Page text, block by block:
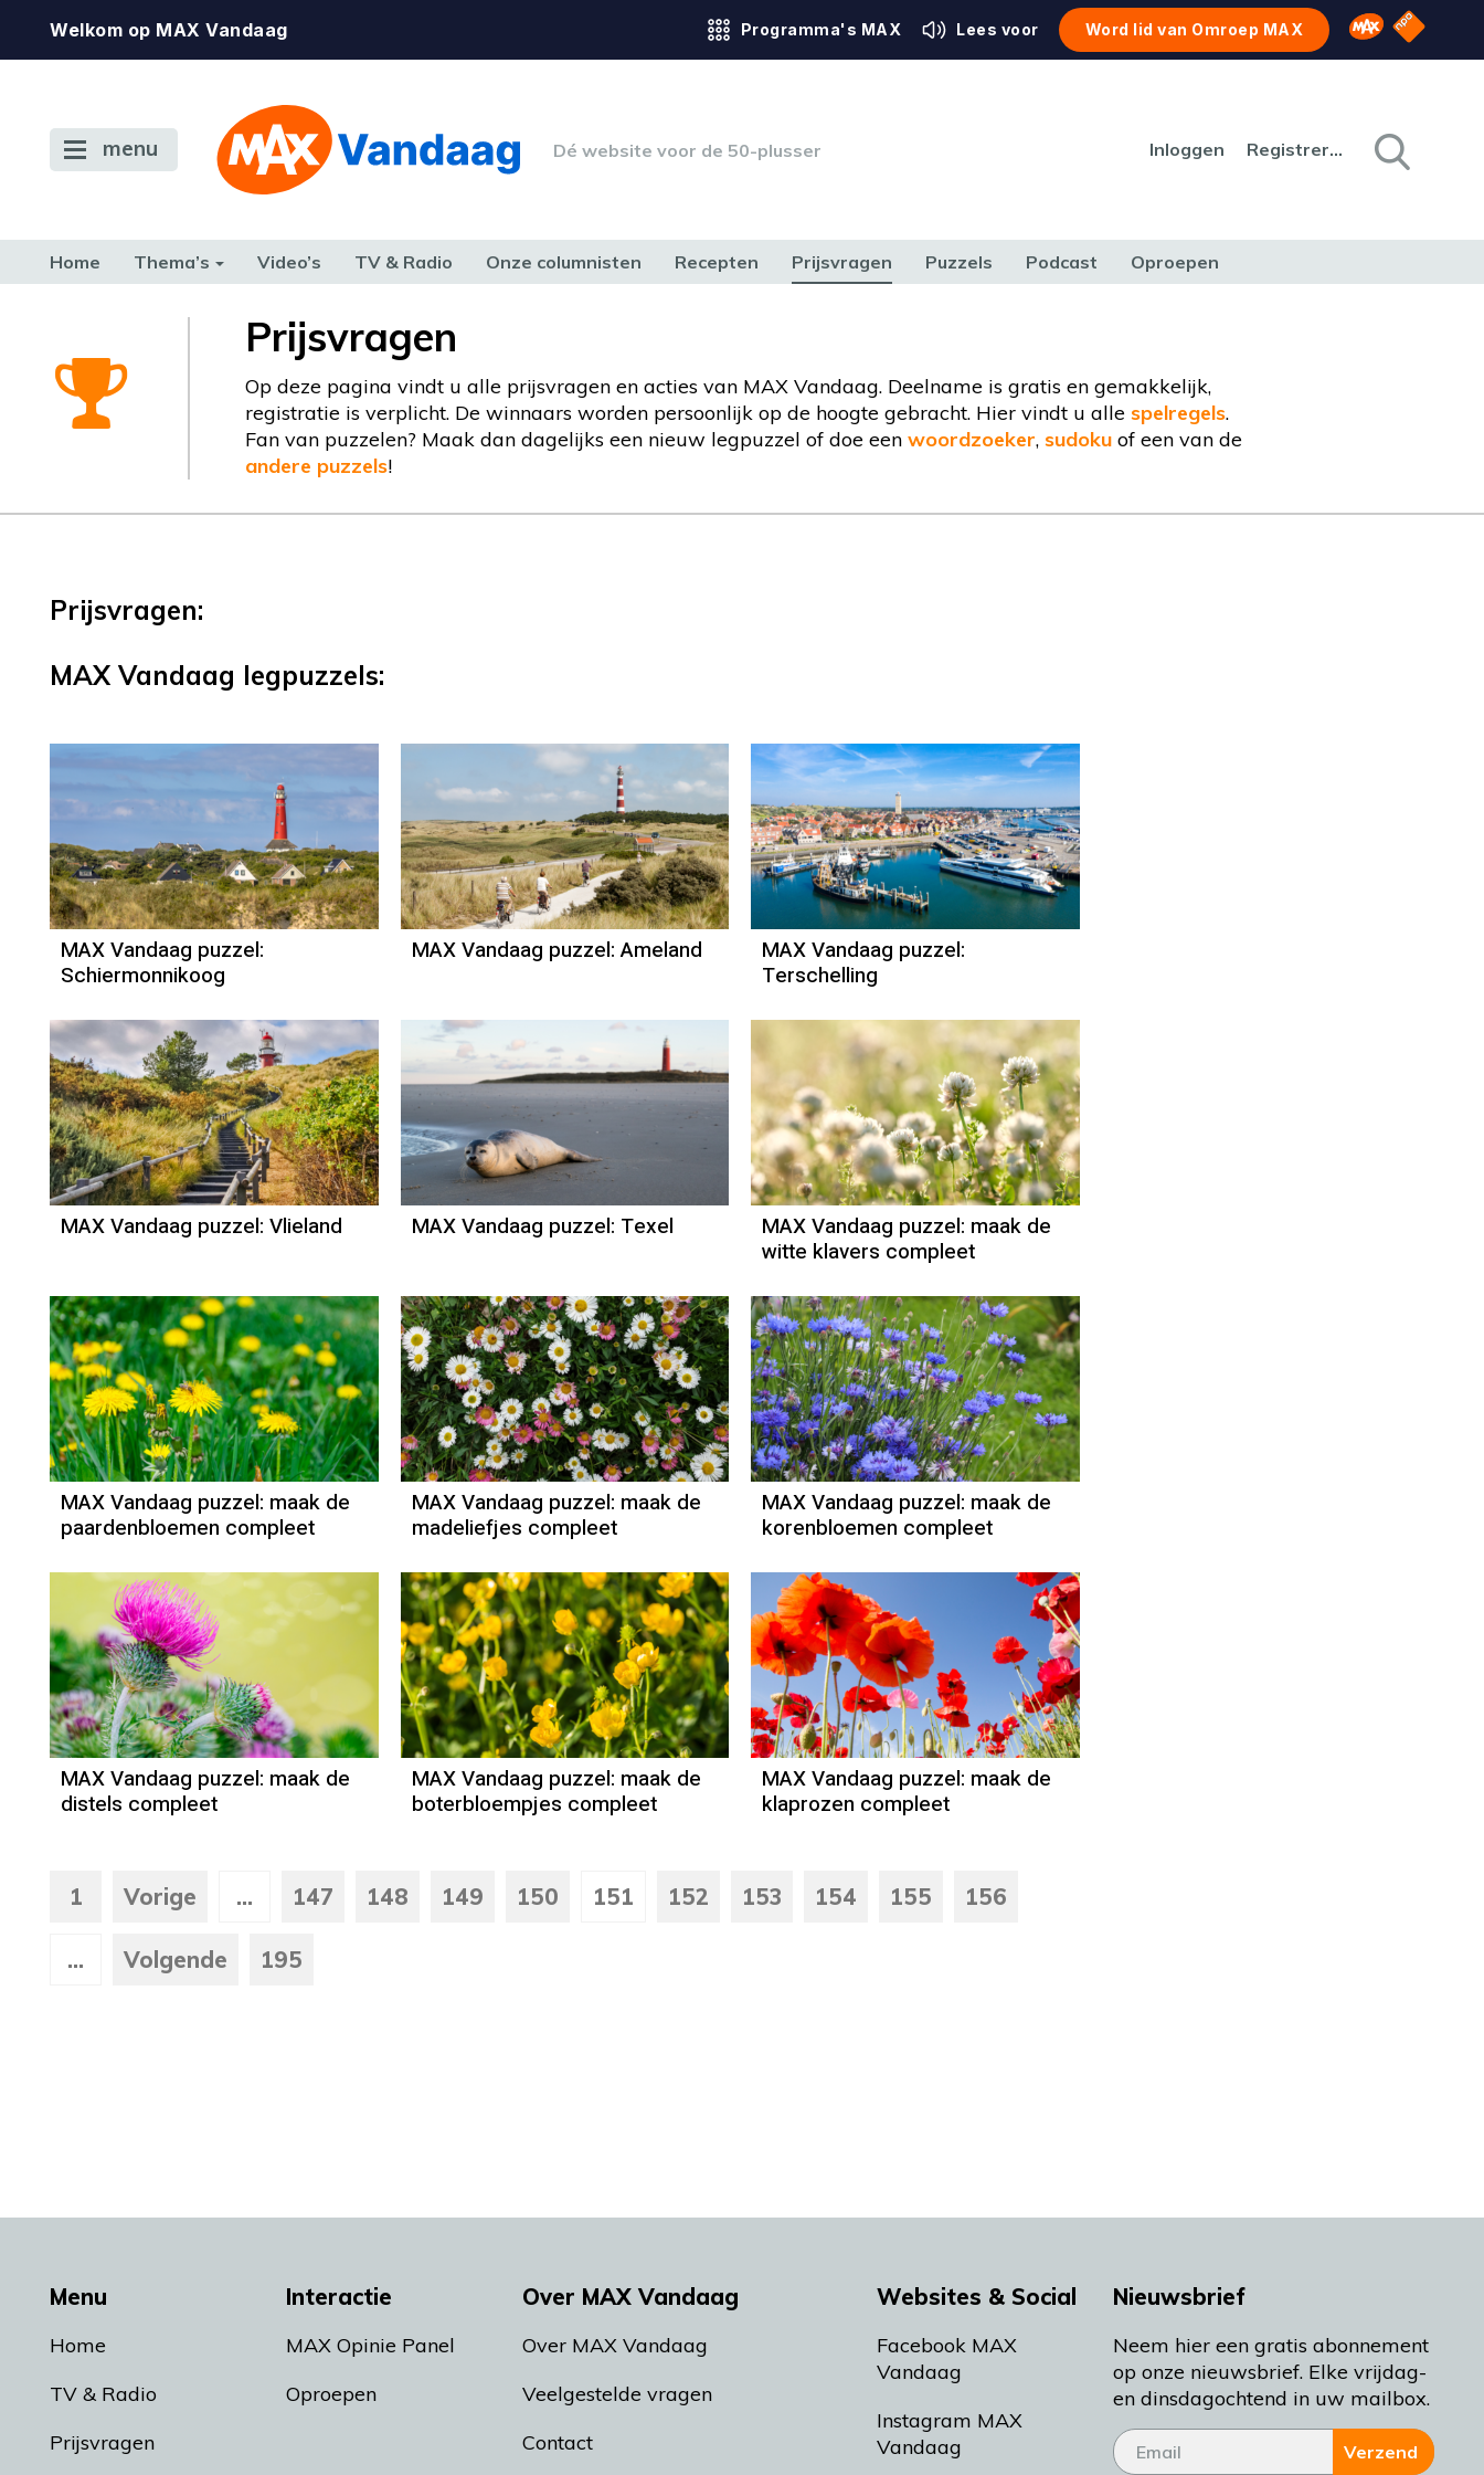
Welkom op MAX Vandaag Programma's MAX Lees voor Word lid van Omroep MAX Omroep MAX
NPO
menu Dé website voor de 50-plusser Inloggen Registreren
Home Thema’s Video’s TV & Radio Onze columnisten Recepten Prijsvragen Puzzels Podcast Oproepen
Prijsvragen
Op deze pagina vindt u alle prijsvragen en acties van MAX Vandaag. Deelname is gratis en gemakkelijk,
registratie is verplicht. De winnaars worden persoonlijk op de hoogte gebracht. Hier vindt u alle spelregels.
Fan van puzzelen? Maak dan dagelijks een nieuw legpuzzel of doe een woordzoeker, sudoku of een van de
andere puzzels!
Prijsvragen:
MAX Vandaag legpuzzels:
MAX Vandaag puzzel:
Schiermonnikoog
MAX Vandaag puzzel: Ameland
MAX Vandaag puzzel:
Terschelling
MAX Vandaag puzzel: Vlieland MAX Vandaag puzzel: Texel
MAX Vandaag puzzel: maak de
witte klavers compleet
MAX Vandaag puzzel: maak de
paardenbloemen compleet
MAX Vandaag puzzel: maak de
madeliefjes compleet
MAX Vandaag puzzel: maak de
korenbloemen compleet
MAX Vandaag puzzel: maak de
distels compleet
MAX Vandaag puzzel: maak de
boterbloempjes compleet
MAX Vandaag puzzel: maak de
klaprozen compleet
1 Vorige ... 147 148 149 150 151 152 153 154 155 156
... Volgende 195
Menu
Home
TV & Radio
Prijsvragen
Interactie
MAX Opinie Panel
Oproepen
Over MAX Vandaag
Over MAX Vandaag
Veelgestelde vragen
Contact
Websites & Social
Facebook MAX
Vandaag
Instagram MAX
Vandaag
Nieuwsbrief
Neem hier een gratis abonnement
op onze nieuwsbrief. Elke vrijdag-
en dinsdagochtend in uw mailbox.
Verzend